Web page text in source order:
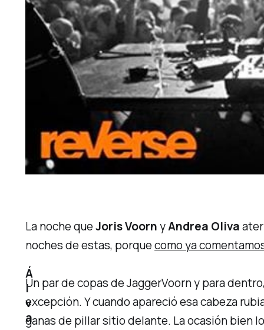
La noche queJoris VoornyAndrea Oliva
noches de estas, porquecomo ya
Un par de copas deJaggerVoorny para
excepción. Y cuando apareció esa cabeza
ganas de pillar sitio delante. La ocasión bien
Á
l
v
a